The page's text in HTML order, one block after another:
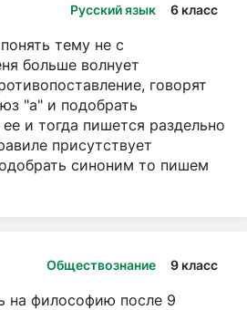
Русский язык 6 класс
тему не с
больше волнует
говорят
"а" и подобрать
и тогда пишется раздельно
присутствует
синоним то пишем
Обществознание 9 класс
на философию после 9